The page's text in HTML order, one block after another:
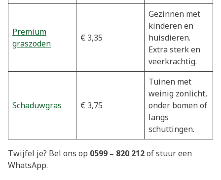
Premium
graszoden
€ 3,35
Gezinnen met
kinderen en
huisdieren.
Extra sterk en
veerkrachtig.
Schaduwgras € 3,75
Tuinen met
weinig zonlicht,
onder bomen of
langs
schuttingen.
Twijfel je? Bel ons op 0599 – 820 212of stuur een
WhatsApp.